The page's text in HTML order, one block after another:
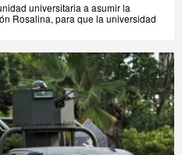
universitaria a asumir la
Rosalina, para que la universidad